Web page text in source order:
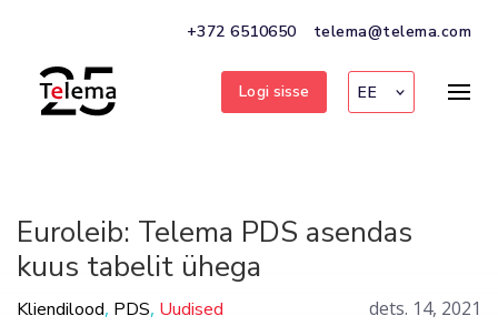
+372 6510650 telema@telema.com
Logi sisse EE
Euroleib: Telema PDS asendas
kuus tabelit ühega
Kliendilood, PDS, Uudised dets. 14, 2021